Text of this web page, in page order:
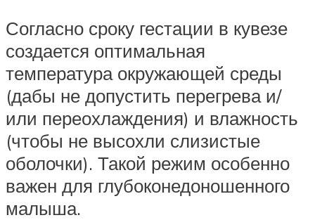
Согласно сроку гестации в кувезе
создается оптимальная
температура окружающей среды
(дабы не допустить перегрева и/
или переохлаждения) и влажность
(чтобы не высохли слизистые
оболочки). Такой режим особенно
важен для глубоконедоношенного
малыша.